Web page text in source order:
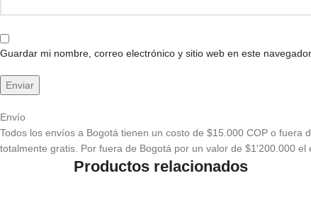
Guardar mi nombre, correo electrónico y sitio web en este
Envío
Todos los envíos a Bogotá tienen un costo de $15.000 COP o
totalmente gratis. Por fuera de Bogotá por un valor de $1'200.000 el
Productos relacionados